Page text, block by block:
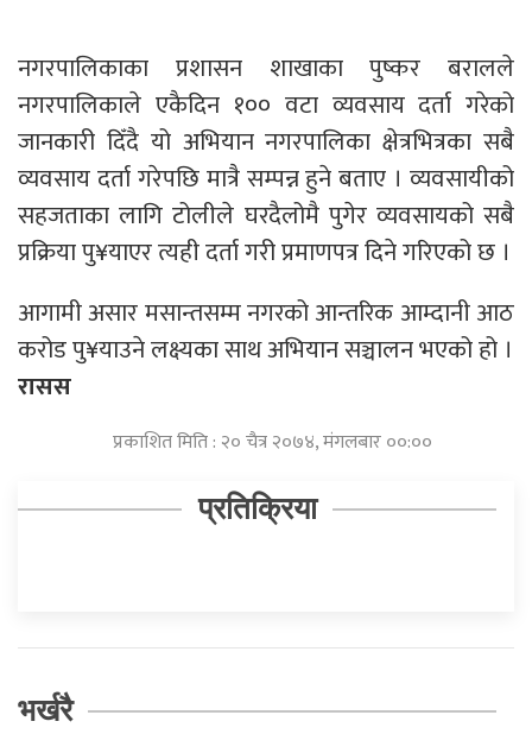
नगरपालिकाका प्रशासन शाखाका पुष्कर बरालले
नगरपालिकाले एकैदिन १०० वटा व्यवसाय दर्ता गरेको
जानकारी दिँदै यो अभियान नगरपालिका क्षेत्रभित्रका सबै
व्यवसाय दर्ता गरेपछि मात्रै सम्पन्न हुने बताए । व्यवसायीको
सहजताका लागि टोलीले घरदैलोमै पुगेर व्यवसायको सबै
प्रक्रिया पु¥याएर त्यही दर्ता गरी प्रमाणपत्र दिने गरिएको छ ।
आगामी असार मसान्तसम्म नगरको आन्तरिक आम्दानी आठ
करोड पु¥याउने लक्ष्यका साथ अभियान सञ्चालन भएको हो ।
रासस
प्रकाशित मिति : २० चैत्र २०७४, मंगलबार ००:००
प्रतिक्रिया
भर्खरै